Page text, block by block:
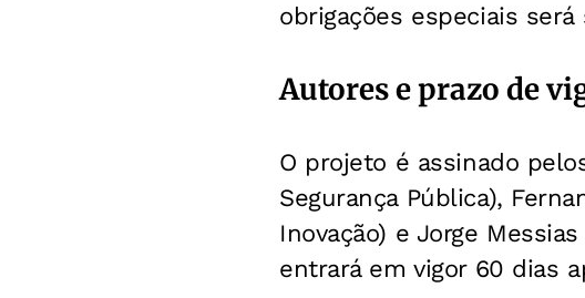
obrigações especiais
Autores e prazo de
O projeto é assinado
Segurança Pública),
Inovação) e Jorge
entrará em vigor 60 dias